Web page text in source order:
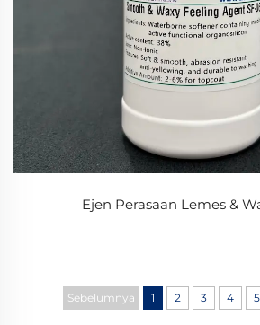
Ejen Perasaan Lemes &
Sebelumnya 1 2 3 4 5